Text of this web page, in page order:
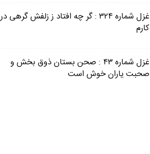
غزل شماره ۳۲۴ : گر چه افتاد ز زلفش گرهی در
کارم
غزل شماره ۴۳ : صحن بستان ذوق بخش و
صحبت یاران خوش است